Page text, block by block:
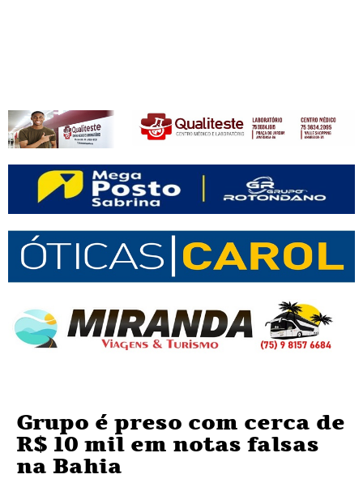
Grupo é preso com cerca de
R$ 10 mil em notas falsas
na Bahia